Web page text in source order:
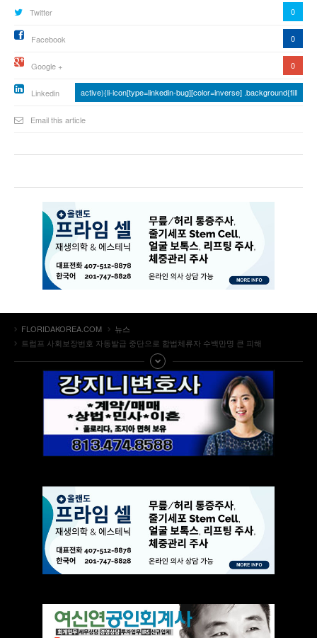
Twitter 0
Facebook 0
Google + 0
Linkedin active){li-icon[type=linkedin-bug][color=inverse] .background{fill
Email this article
FLORIDAKOREA.COM
뉴스
트럼프 사회보장번호 자동발급 중단으로 합법체류자 수백만명 큰 피해